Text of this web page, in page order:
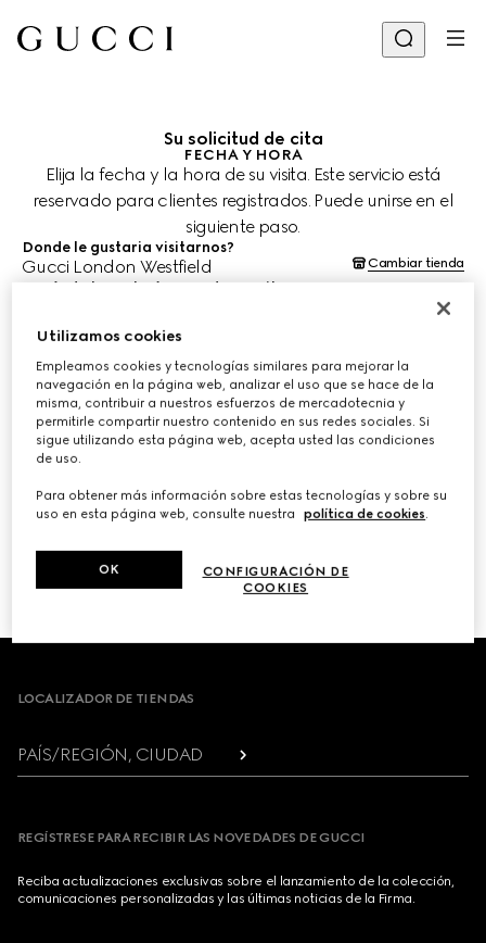
Su solicitud de cita
FECHA Y HORA
Elija la fecha y la hora de su visita. Este servicio está
reservado para clientes registrados. Puede unirse en el
siguiente paso.
Donde le gustaria visitarnos?
Gucci London Westfield Cambiar tienda
¿Cuándo le gustaría agendar su cita?
Las fechas y horas se muestran en la hora local de la tienda (BST) y
están sujetas a la confirmación del equipo de asesoría de clientes.
ELIJA EL HORARIO*
/3
Footer
LOCALIZADOR DE TIENDAS
PAÍS/REGIÓN, CIUDAD
REGÍSTRESE PARA RECIBIR LAS NOVEDADES DE GUCCI
Reciba actualizaciones exclusivas sobre el lanzamiento de la colección,
comunicaciones personalizadas y las últimas noticias de la Firma.
Utilizamos cookies
Empleamos cookies y tecnologías similares para mejorar la
navegación en la página web, analizar el uso que se hace de la
misma, contribuir a nuestros esfuerzos de mercadotecnia y
permitirle compartir nuestro contenido en sus redes sociales. Si
sigue utilizando esta página web, acepta usted las condiciones
de uso.
Para obtener más información sobre estas tecnologías y sobre su
uso en esta página web, consulte nuestra
política de cookies.
CONFIGURACIÓN DE
COOKIES
OK